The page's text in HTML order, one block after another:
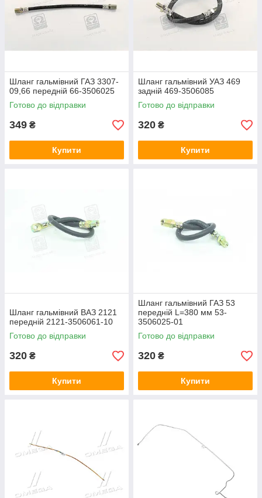
Шланг гальмівний ГАЗ 3307-
09,66 передній 66-3506025
Готово до відправки
349 ₴
Купити
Шланг гальмівний УАЗ 469
задній 469-3506085
Готово до відправки
320 ₴
Купити
Шланг гальмівний ВАЗ 2121
передній 2121-3506061-10
Готово до відправки
320 ₴
Купити
Шланг гальмівний ГАЗ 53
передній L=380 мм 53-
3506025-01
Готово до відправки
320 ₴
Купити